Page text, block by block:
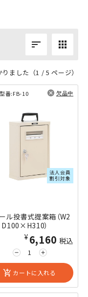
sort apps
りました（1 / 5 ページ）
番:FB-10 欠品中
法人会員
割引対象
ル投書式提案箱（W2
）
remove add
¥6,160 税込
add_shopping_cart カートに入れる